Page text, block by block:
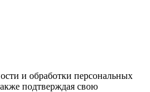
и обработки персональных
подтверждая свою